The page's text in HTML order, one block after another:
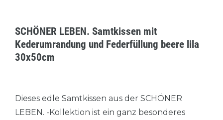
SCHÖNER LEBEN. Samtkissen mit
Kederumrandung und Federfüllung beere lila
30x50cm
Dieses edle Samtkissen aus der SCHÖNER
LEBEN. -Kollektion ist ein ganz besonderes